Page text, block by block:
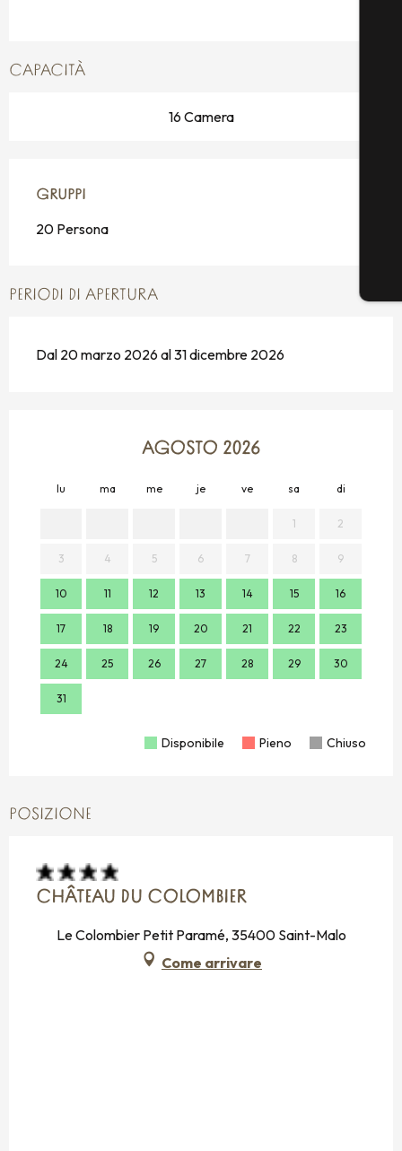
CAPACITÀ
16 Camera
GRUPPI
GRUPPI
20 Persona
PERIODI DI APERTURA
Dal 20 marzo 2026 al 31 dicembre 2026
AGOSTO 2026
lu ma me je ve sa di
1 2
3 4 5 6 7 8 9
10 11 12 13 14 15 16
17 18 19 20 21 22 23
24 25 26 27 28 29 30
31
Disponibile Pieno Chiuso
POSIZIONE
CHÂTEAU DU COLOMBIER
Le Colombier Petit Paramé, 35400 Saint-Malo
Come arrivare